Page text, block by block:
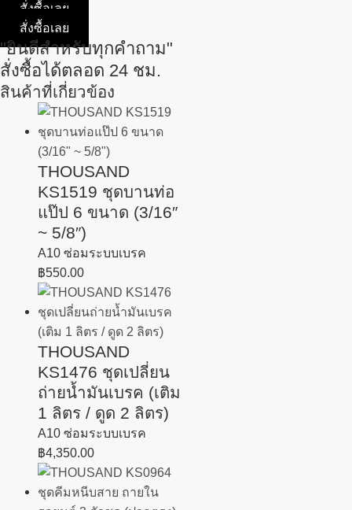
สั่งซื้อเลย
สั่งซื้อเลย
"ยินดีสำหรับทุกคำถาม"
สั่งซื้อได้ตลอด 24 ชม.
สินค้าที่เกี่ยวข้อง
THOUSAND
KS1519 ชุดบานท่อ
แป๊ป 6 ขนาด (3/16″
~ 5/8″)
A10 ซ่อมระบบเบรค
฿550.00
THOUSAND
KS1476 ชุดเปลี่ยน
ถ่ายน้ำมันเบรค (เติม
1 ลิตร / ดูด 2 ลิตร)
A10 ซ่อมระบบเบรค
฿4,350.00